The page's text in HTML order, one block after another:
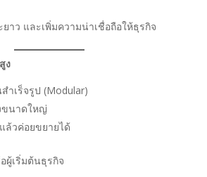
าว และเพิ่มความน่าเชื่อถือให้ธุรกิจ
ง
ำเร็จรูป (Modular)
ขนาดใหญ่
ล้วค่อยขยายได้
ผู้เริ่มต้นธุรกิจ